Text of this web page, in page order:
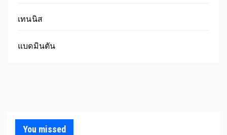
เทนนิส
แบดมินตัน
You missed